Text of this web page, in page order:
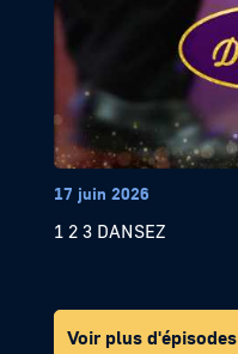
17 juin 2026
1 2 3 DANSEZ
Voir plus d'épisodes